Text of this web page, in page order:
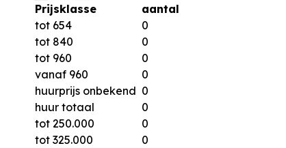
Prijsklasse
aantal
tot 654
0
tot 840
0
tot 960
0
vanaf 960
0
huurprijs onbekend 0
huur totaal
0
tot 250.000
0
tot 325.000
0